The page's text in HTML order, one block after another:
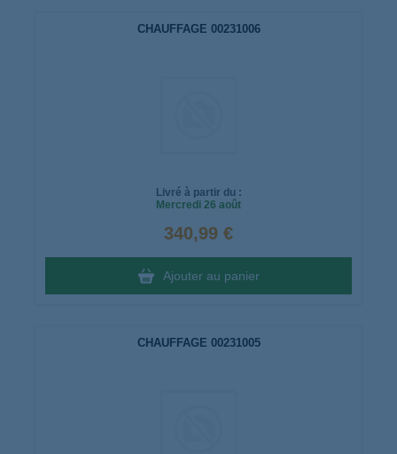
CHAUFFAGE 00231006
Livré à partir du :
Mercredi 26 août
340,99 €
Ajouter au panier
CHAUFFAGE 00231005